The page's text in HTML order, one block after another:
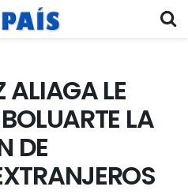
ALIAGA LE
LA
DE